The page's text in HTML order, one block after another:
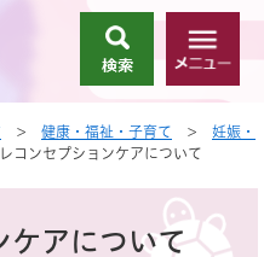
索
メ
ニ
ー
> 健康・福祉・子育て >
妊娠・
コンセプションケアについて
ケアについて